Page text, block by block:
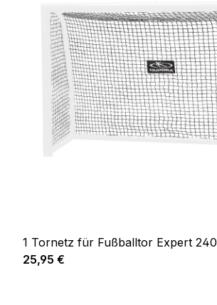
1 Tornetz für Fußballtor Expert 240
Regulärer Preis:
25,95 €